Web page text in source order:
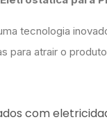
tecnologia
para atrair o
com